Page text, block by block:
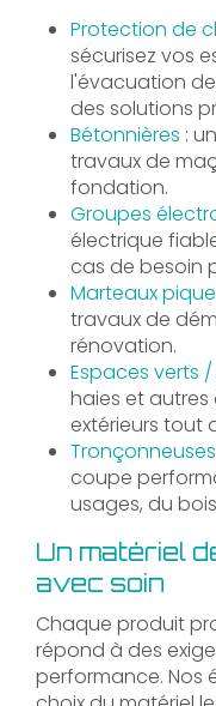
Protection de
sécurisez vos
l'évacuation
des solutions
Bétonnières :
travaux de
fondation.
Groupes
électrique
cas de besoin
Marteaux
travaux de
rénovation.
Espaces verts
haies et
extérieurs tout
coupe
usages, du
Un matériel
avec soin
Chaque produit
répond à des
performance. Nos